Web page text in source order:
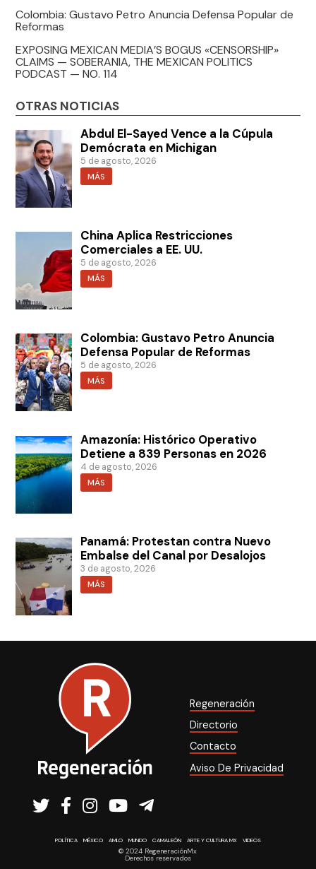
Colombia: Gustavo Petro Anuncia Defensa Popular de
Reformas
EXPOSING MEXICAN MEDIA’S BOGUS «CENSORSHIP»
CLAIMS — SOBERANIA, THE MEXICAN POLITICS
PODCAST — NO. 114
OTRAS NOTICIAS
Abdul El-Sayed Vence a la Cúpula
Demócrata en Michigan
5 de agosto, 2026
MÁS
China Aplica Restricciones
Comerciales a EE. UU.
5 de agosto, 2026
MÁS
Colombia: Gustavo Petro Anuncia
Defensa Popular de Reformas
5 de agosto, 2026
MÁS
Amazonía: Histórico Operativo
Detiene a 839 Personas en 2026
4 de agosto, 2026
MÁS
Panamá: Protestan contra Nuevo
Embalse del Canal por Desalojos
3 de agosto, 2026
MÁS
Regeneración
Directorio
Contacto
Aviso De Privacidad
POLÍTICA MÉXICO AMLO MUNDO CAMALEÓN ARTE Y CULTURA MX VIDEOS
© 2024 RegeneraciónMx
Derechos reservados